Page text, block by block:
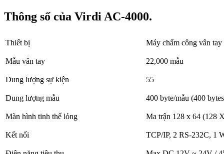
Thông số của Virdi AC-4000.
Thiết bị Máy chấm công vân
Mẫu vân tay 22,000 mẫu
Dung lượng sự kiện 55
Dung lượng mẫu 400 byte/mẫu (400
Màn hình tinh thể lỏng Ma trận 128 x 64 (128
Kết nối TCP/IP, 2 RS-232C, 1